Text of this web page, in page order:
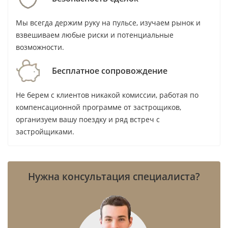
WADAN Developments
Wahat Al Zaweya
Wasl
Wasl Properties
Wellington Developments
WOW RED
Zaya Developer
Zoya Developments
Мы всегда держим руку на пульсе, изучаем рынок и
взвешиваем любые риски и потенциальные
возможности.
Бесплатное сопровождение
Не берем с клиентов никакой комиссии, работая по
компенсационной программе от застрощиков,
организуем вашу поездку и ряд встреч с
застройщиками.
Нужна консультация специалиста?